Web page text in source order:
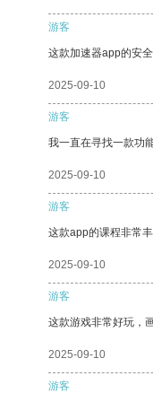
游客
这款加速器app的安
2025-09-10
游客
我一直在寻找一款功
2025-09-10
游客
这款app的课程非常
2025-09-10
游客
这款游戏非常好玩，
2025-09-10
游客